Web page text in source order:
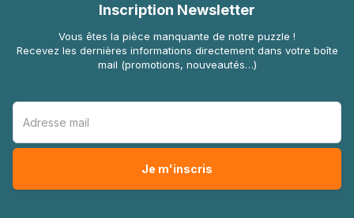
Inscription Newsletter
Vous êtes la pièce manquante de notre puzzle !
Recevez les dernières informations directement dans votre boîte
mail (promotions, nouveautés…)